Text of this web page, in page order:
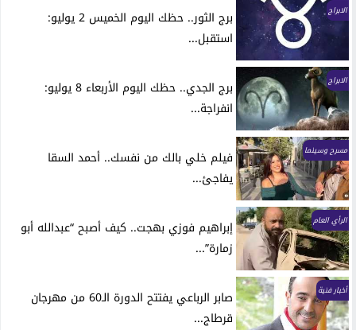
الابراج
برج الثور.. حظك اليوم الخميس 2 يوليو:
استقبل...
الابراج
برج الجدي.. حظك اليوم الأربعاء 8 يوليو:
انفراجة...
مسرح وسينما
فيلم خلي بالك من نفسك.. أحمد السقا
يفاجئ...
الرأي العام
إبراهيم فوزي بهجت.. كيف أصبح “عبدالله أبو
زمارة”...
أخبار فنية
صابر الرباعي يفتتح الدورة الـ60 من مهرجان
قرطاج...